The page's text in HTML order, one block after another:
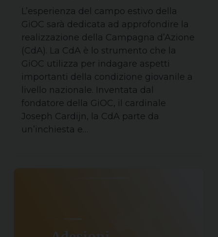
L’esperienza del campo estivo della
GiOC sarà dedicata ad approfondire la
realizzazione della Campagna d’Azione
(CdA). La CdA è lo strumento che la
GiOC utilizza per indagare aspetti
importanti della condizione giovanile a
livello nazionale. Inventata dal
fondatore della GiOC, il cardinale
Joseph Cardijn, la CdA parte da
un’inchiesta e…